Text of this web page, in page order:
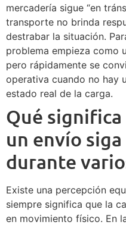
mercadería sigue “en
transporte no brinda
destrabar la situación.
problema empieza como
pero rápidamente se
operativa cuando no hay
estado real de la carga.
Qué
un envío
durante
Existe una percepción
siempre significa que la
en movimiento físico. En